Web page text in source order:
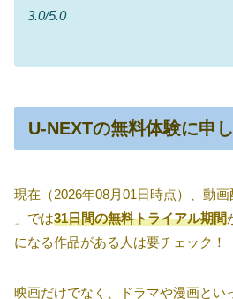
3.0/5.0
U-NEXTの無料体験に申
現在（2026年08月01日時点）、動
」では31日間の無料トライアル期間
になる作品がある人は要チェック！
映画だけでなく、ドラマや漫画とい